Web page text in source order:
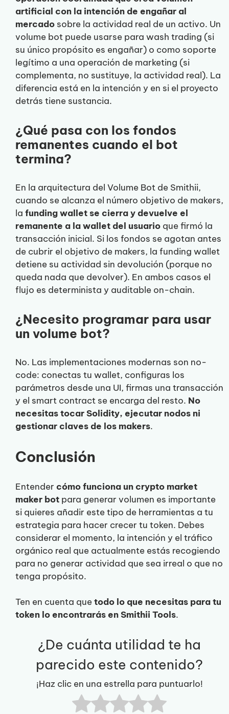
artificial con la intención de engañar al
mercado sobre la actividad real de un activo. Un
volume bot puede usarse para wash trading (si
su único propósito es engañar) o como soporte
legítimo a una operación de marketing (si
complementa, no sustituye, la actividad real). La
diferencia está en la intención y en si el proyecto
detrás tiene sustancia.
¿Qué pasa con los fondos
remanentes cuando el bot
termina?
En la arquitectura del Volume Bot de Smithii,
cuando se alcanza el número objetivo de makers,
la funding wallet se cierra y devuelve el
remanente a la wallet del usuario que firmó la
transacción inicial. Si los fondos se agotan antes
de cubrir el objetivo de makers, la funding wallet
detiene su actividad sin devolución (porque no
queda nada que devolver). En ambos casos el
flujo es determinista y auditable on-chain.
¿Necesito programar para usar
un volume bot?
No. Las implementaciones modernas son no-
code: conectas tu wallet, configuras los
parámetros desde una UI, firmas una transacción
y el smart contract se encarga del resto. No
necesitas tocar Solidity, ejecutar nodos ni
gestionar claves de los makers.
Conclusión
Entender cómo funciona un crypto market
maker bot para generar volumen es importante
si quieres añadir este tipo de herramientas a tu
estrategia para hacer crecer tu token. Debes
considerar el momento, la intención y el tráfico
orgánico real que actualmente estás recogiendo
para no generar actividad que sea irreal o que no
tenga propósito.
Ten en cuenta quetodo lo que necesitas para tu
token lo encontrarás en Smithii Tools.
¿De cuánta utilidad te ha
parecido este contenido?
¡Haz clic en una estrella para puntuarlo!